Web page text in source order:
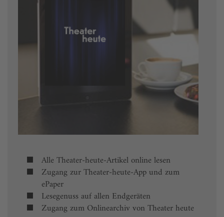
Alle Theater-heute-Artikel online lesen
Zugang zur Theater-heute-App und zum
ePaper
Lesegenuss auf allen Endgeräten
Zugang zum Onlinearchiv von Theater heute